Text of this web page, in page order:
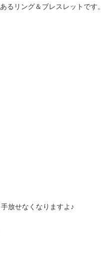
るリング＆ブレスレットです。
放せなくなりますよ♪